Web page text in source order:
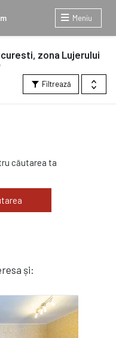
Meniu
zona Lujerului
Filtrează
căutarea ta
și: